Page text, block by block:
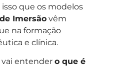
que os modelos
Imersãovêm
na formação
e clínica.
vai entender o que é